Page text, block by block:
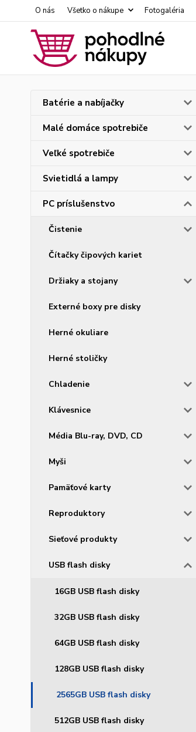
O nás Všetko o nákupe Fotogaléria
Batérie a nabíjačky
Malé domáce spotrebiče
Veľké spotrebiče
Svietidlá a lampy
PC príslušenstvo
Čistenie
Čítačky čipových kariet
Držiaky a stojany
Externé boxy pre disky
Herné okuliare
Herné stoličky
Chladenie
Klávesnice
Média Blu-ray, DVD, CD
Myši
Pamäťové karty
Reproduktory
Sieťové produkty
USB flash disky
16GB USB flash disky
32GB USB flash disky
64GB USB flash disky
128GB USB flash disky
2565GB USB flash disky
512GB USB flash disky